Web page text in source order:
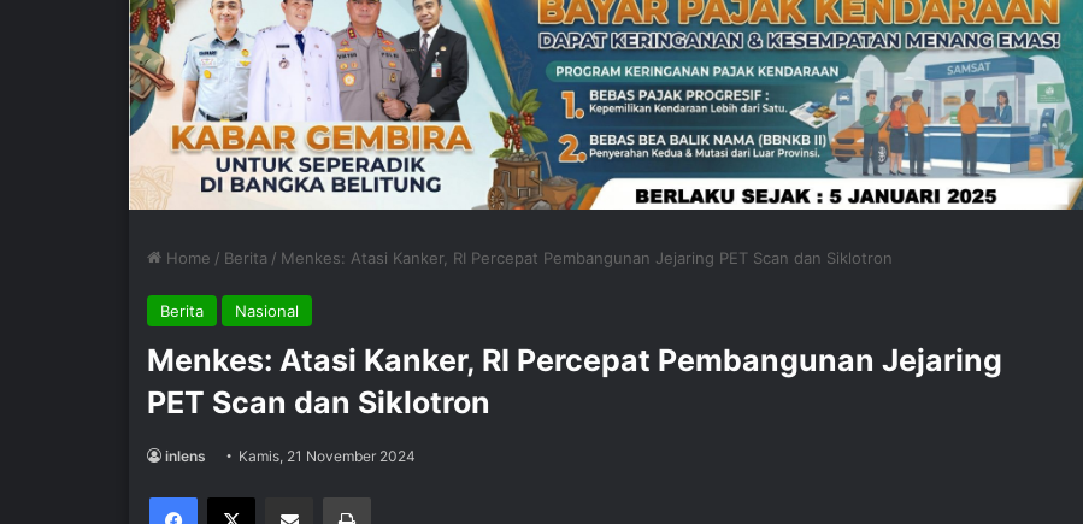
Home / Berita / Menkes: Atasi Kanker, RI Percepat Pembangunan Jejaring PET Scan dan Siklotron
Berita Nasional
Menkes: Atasi Kanker, RI Percepat Pembangunan Jejaring
PET Scan dan Siklotron
inlens Kamis, 21 November 2024
Facebook
X Share via Email Print